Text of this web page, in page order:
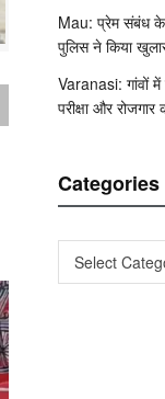
Mau: प्रेम संबंध के
पुलिस ने किया
Varanasi: गांवों में
परीक्षा और रोजगार
Categories
Categories
Select